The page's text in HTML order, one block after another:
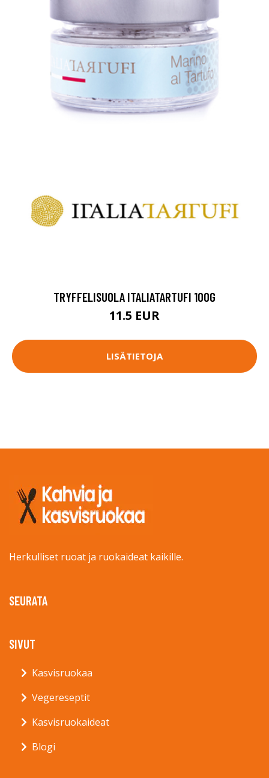
TRYFFELISUOLA ITALIATARTUFI 100G
11.5 EUR
LISÄTIETOJA
Herkulliset ruoat ja ruokaideat kaikille.
SEURATA
SIVUT
Kasvisruokaa
Vegereseptit
Kasvisruokaideat
Blogi